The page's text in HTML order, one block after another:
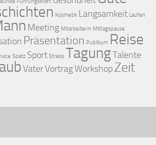
Kosmetik Langsamkeit Laufen
Meeting Mitarbeiterin Mittagspause
Präsentation Publikum Reise
Spatz Sport Stress TagungTalente
VaterVortragWorkshopZeit